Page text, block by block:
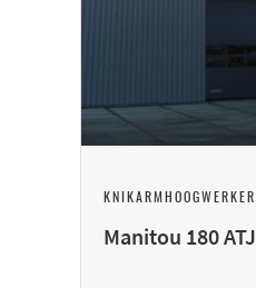
KNIKARMHOOGWERKER
Manitou 180 ATJ